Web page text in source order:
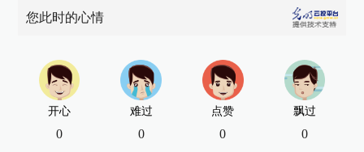
您此时的心情
开心
0
难过
0
点赞
0
飘过
0